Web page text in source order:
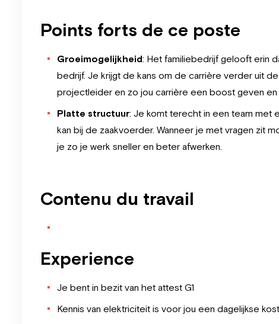
Points forts de ce poste
Groeimogelijkheid: Het familiebedrijf gelooft erin
bedrijf. Je krijgt de kans om de carrière verder uit
projectleider en zo jou carrière een boost geven
Platte structuur: Je komt terecht in een team met
kan bij de zaakvoerder. Wanneer je met vragen zit
je zo je werk sneller en beter afwerken.
Contenu du travail
Experience
Je bent in bezit van het attest G1
Kennis van elektriciteit is voor jou een dagelijkse kost